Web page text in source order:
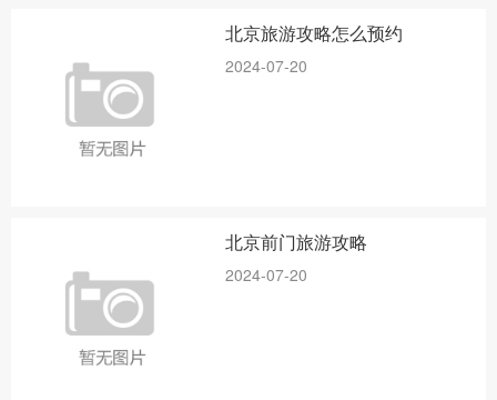
北京旅游攻略怎么预约
2024-07-20
北京前门旅游攻略
2024-07-20